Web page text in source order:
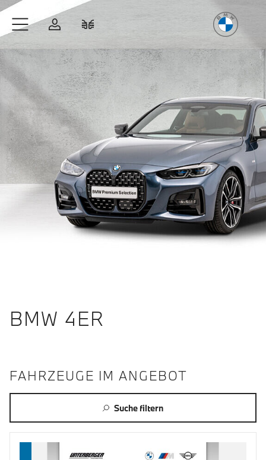
Zum Hauptinhalt springen
Anmelden
BMW 4ER
FAHRZEUGE IM ANGEBOT
Suche filtern